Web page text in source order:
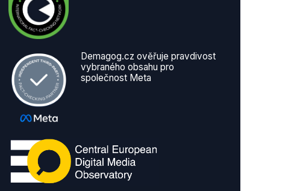
Demagog.cz ověřuje pravdivost
vybraného obsahu pro
společnost Meta